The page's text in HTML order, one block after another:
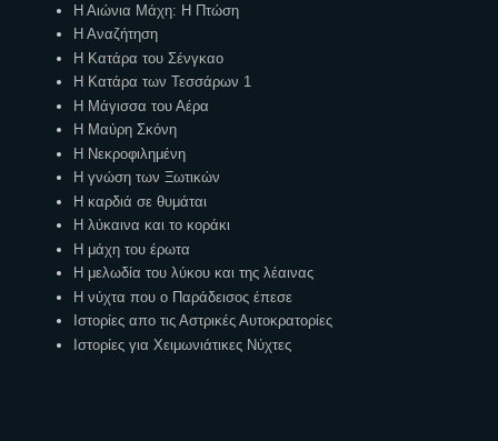
Η Αιώνια Μάχη: Η Πτώση
Η Αναζήτηση
Η Κατάρα του Σένγκαο
Η Κατάρα των Τεσσάρων 1
Η Μάγισσα του Αέρα
Η Μαύρη Σκόνη
Η Νεκροφιλημένη
Η γνώση των Ξωτικών
Η καρδιά σε θυμάται
Η λύκαινα και το κοράκι
Η μάχη του έρωτα
Η μελωδία του λύκου και της λέαινας
Η νύχτα που ο Παράδεισος έπεσε
Ιστορίες απο τις Αστρικές Αυτοκρατορίες
Ιστορίες για Χειμωνιάτικες Νύχτες